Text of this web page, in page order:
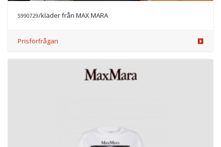
5990729/kläder från MAX MARA
Prisförfrågan